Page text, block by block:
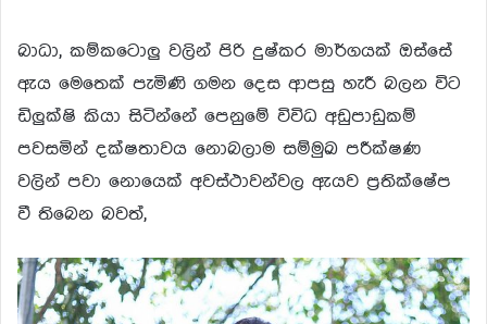
බාධා, කම්කටොලු වලින් පිරි දුෂ්කර මාර්ගයක් ඔස්සේ
ඇය මෙතෙක් පැමිණි ගමන දෙස ආපසු හැරී බලන විට
ඩිලුක්ෂි කියා සිටින්නේ පෙනුමේ විවිධ අඩුපාඩුකම්
පවසමින් දක්ෂතාවය නොබලාම සම්මුඛ පරීක්ෂණ
වලින් පවා නොයෙක් අවස්ථාවන්වල ඇයව ප්රතික්ෂේප
වී තිබෙන බවත්,